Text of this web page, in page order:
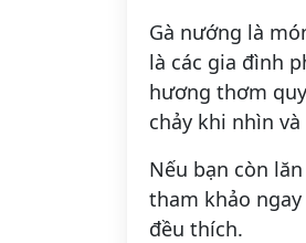
Gà nướng là
là các gia đình
hương thơm
chảy khi nhìn
Nếu bạn còn
tham khảo
đều thích.